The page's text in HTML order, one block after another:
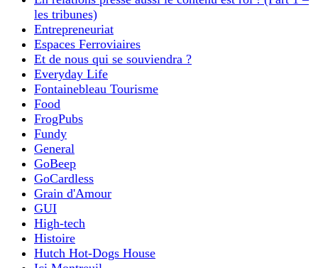
les tribunes)
Entrepreneuriat
Espaces Ferroviaires
Et de nous qui se souviendra ?
Everyday Life
Fontainebleau Tourisme
Food
FrogPubs
Fundy
General
GoBeep
GoCardless
Grain d'Amour
GUI
High-tech
Histoire
Hutch Hot-Dogs House